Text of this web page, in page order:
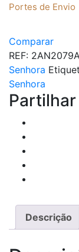
Portes de Envio
Comparar
REF:
Senhora
Senhora
Partilhar
Descrição